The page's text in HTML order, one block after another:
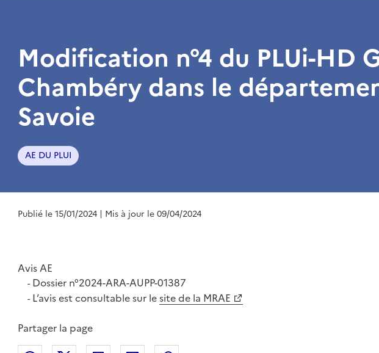
Modification n°4 du PLUi-HD
Chambéry dans le
Savoie
AE DU PLUI
Publié le 15/01/2024 | Mis à jour le 09/04/2024
Avis AE
-Dossier n°2024-ARA-AUPP-01387
-L’avis est consultable sur lesite de la MRAE
Partager la page